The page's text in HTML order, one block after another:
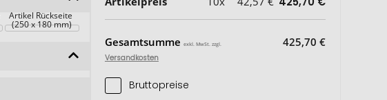
Artikel Rückseite
(250 x 180 mm)
Gesamtsumme exkl. MwSt. zzgl.
Versandkosten
425,70 €
Bruttopreise